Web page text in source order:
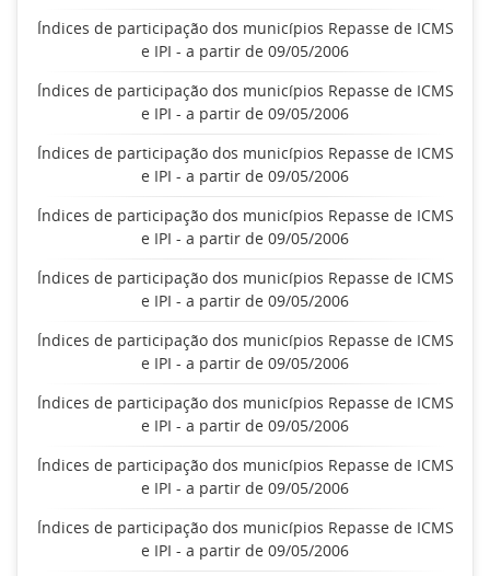
Índices de participação dos municípios Repasse de ICMS
e IPI - a partir de 09/05/2006
Índices de participação dos municípios Repasse de ICMS
e IPI - a partir de 09/05/2006
Índices de participação dos municípios Repasse de ICMS
e IPI - a partir de 09/05/2006
Índices de participação dos municípios Repasse de ICMS
e IPI - a partir de 09/05/2006
Índices de participação dos municípios Repasse de ICMS
e IPI - a partir de 09/05/2006
Índices de participação dos municípios Repasse de ICMS
e IPI - a partir de 09/05/2006
Índices de participação dos municípios Repasse de ICMS
e IPI - a partir de 09/05/2006
Índices de participação dos municípios Repasse de ICMS
e IPI - a partir de 09/05/2006
Índices de participação dos municípios Repasse de ICMS
e IPI - a partir de 09/05/2006